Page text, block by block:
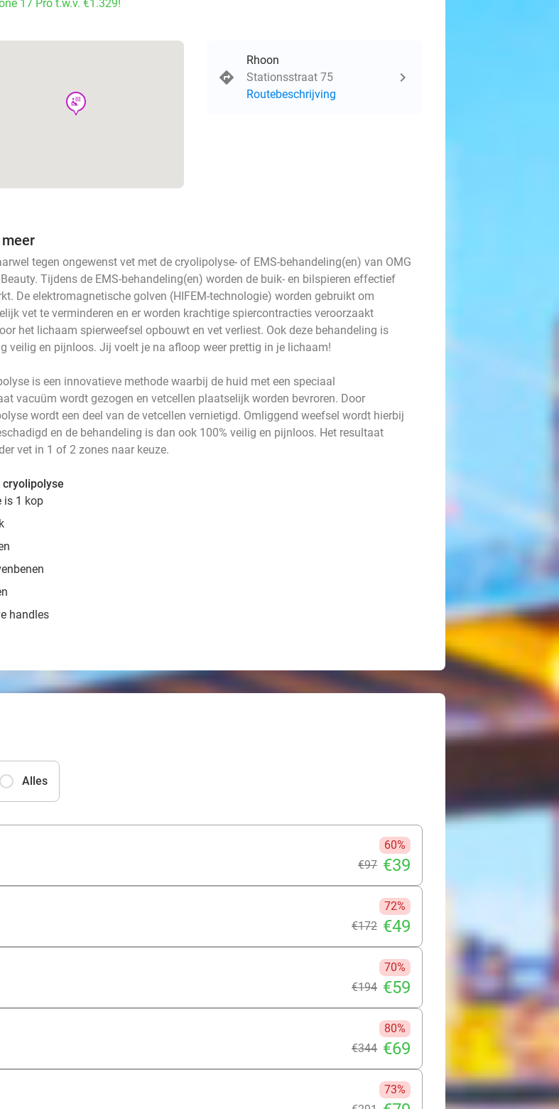
17 Pro t.w.v. €1.329!
wellness
Rhoon
Stationsstraat 75
Routebeschrijving
tegen ongewenst vet met de cryolipolyse- of EMS-behandeling(en) van OMG
Tijdens de EMS-behandeling(en) worden de buik- en bilspieren effectief
De elektromagnetische golven (HIFEM-technologie) worden gebruikt om
vet te verminderen en er worden krachtige spiercontracties veroorzaakt
het lichaam spierweefsel opbouwt en vet verliest. Ook deze behandeling is
veilig en pijnloos. Jij voelt je na afloop weer prettig in je lichaam!
is een innovatieve methode waarbij de huid met een speciaal
vacuüm wordt gezogen en vetcellen plaatselijk worden bevroren. Door
wordt een deel van de vetcellen vernietigd. Omliggend weefsel wordt hierbij
en de behandeling is dan ook 100% veilig en pijnloos. Het resultaat
vet in 1 of 2 zones naar keuze.
cryolipolyse
is 1 kop
handles
Alles
60%
€97 €39
72%
€172 €49
70%
€194 €59
80%
€344 €69
73%